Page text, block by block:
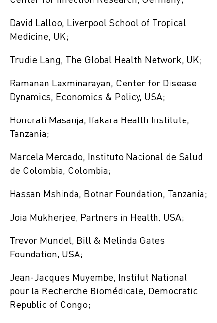
David Lalloo, Liverpool School of Tropical
Medicine, UK;
Trudie Lang, The Global Health Network, UK;
Ramanan Laxminarayan, Center for Disease
Dynamics, Economics & Policy, USA;
Honorati Masanja, Ifakara Health Institute,
Tanzania;
Marcela Mercado, Instituto Nacional de Salud
de Colombia, Colombia;
Hassan Mshinda, Botnar Foundation, Tanzania;
Joia Mukherjee, Partners in Health, USA;
Trevor Mundel, Bill & Melinda Gates
Foundation, USA;
Jean-Jacques Muyembe, Institut National
pour la Recherche Biomédicale, Democratic
Republic of Congo;